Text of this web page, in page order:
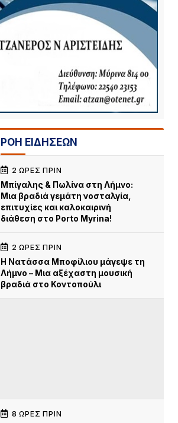
ΡΟΗ ΕΙΔΗΣΕΩΝ
2 ΏΡΕΣ ΠΡΙΝ
Μπίγαλης & Πωλίνα στη Λήμνο:
Μια βραδιά γεμάτη νοσταλγία,
επιτυχίες και καλοκαιρινή
διάθεση στο Porto Myrina!
2 ΏΡΕΣ ΠΡΙΝ
Η Νατάσσα Μποφίλιου μάγεψε τη
Λήμνο – Μια αξέχαστη μουσική
βραδιά στο Κοντοπούλι
8 ΏΡΕΣ ΠΡΙΝ